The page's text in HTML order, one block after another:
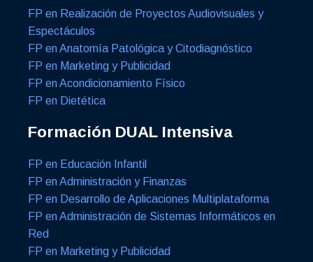
FP en Realización de Proyectos Audiovisuales y
Espectáculos
FP en Anatomía Patológica y Citodiagnóstico
FP en Marketing y Publicidad
FP en Acondicionamiento Físico
FP en Dietética
Formación DUAL Intensiva
FP en Educación Infantil
FP en Administración y Finanzas
FP en Desarrollo de Aplicaciones Multiplataforma
FP en Administración de Sistemas Informáticos en
Red
FP en Marketing y Publicidad